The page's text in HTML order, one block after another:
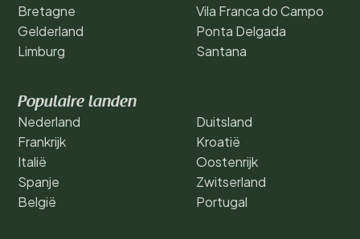
Bretagne
Gelderland
Limburg
Vila Franca do Campo
Ponta Delgada
Santana
Populaire landen
Nederland
Frankrijk
Italië
Spanje
België
Duitsland
Kroatië
Oostenrijk
Zwitserland
Portugal